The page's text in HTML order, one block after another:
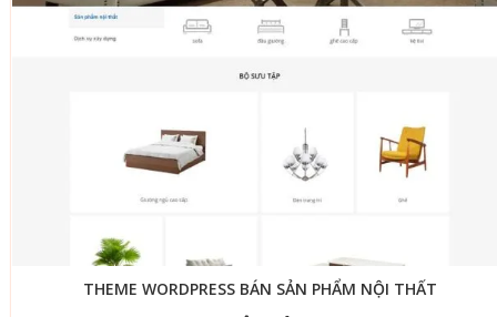
THEME WORDPRESS BÁN SẢN PHẨM NỘI THẤT